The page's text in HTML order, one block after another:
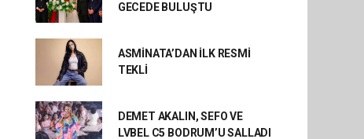
GECEDE BULUŞTU
ASMİNATA’DAN İLK RESMİ
TEKLİ
DEMET AKALIN, SEFO VE
LVBEL C5 BODRUM’U SALLADI